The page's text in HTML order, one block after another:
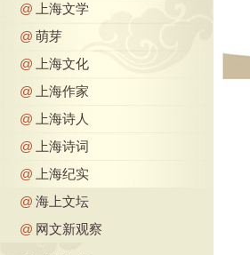
@
上海文学
@ 萌芽
@
上海文化
@
上海作家
@
上海诗人
@
上海诗词
@
上海纪实
@ 海上文坛
@ 网文新观察